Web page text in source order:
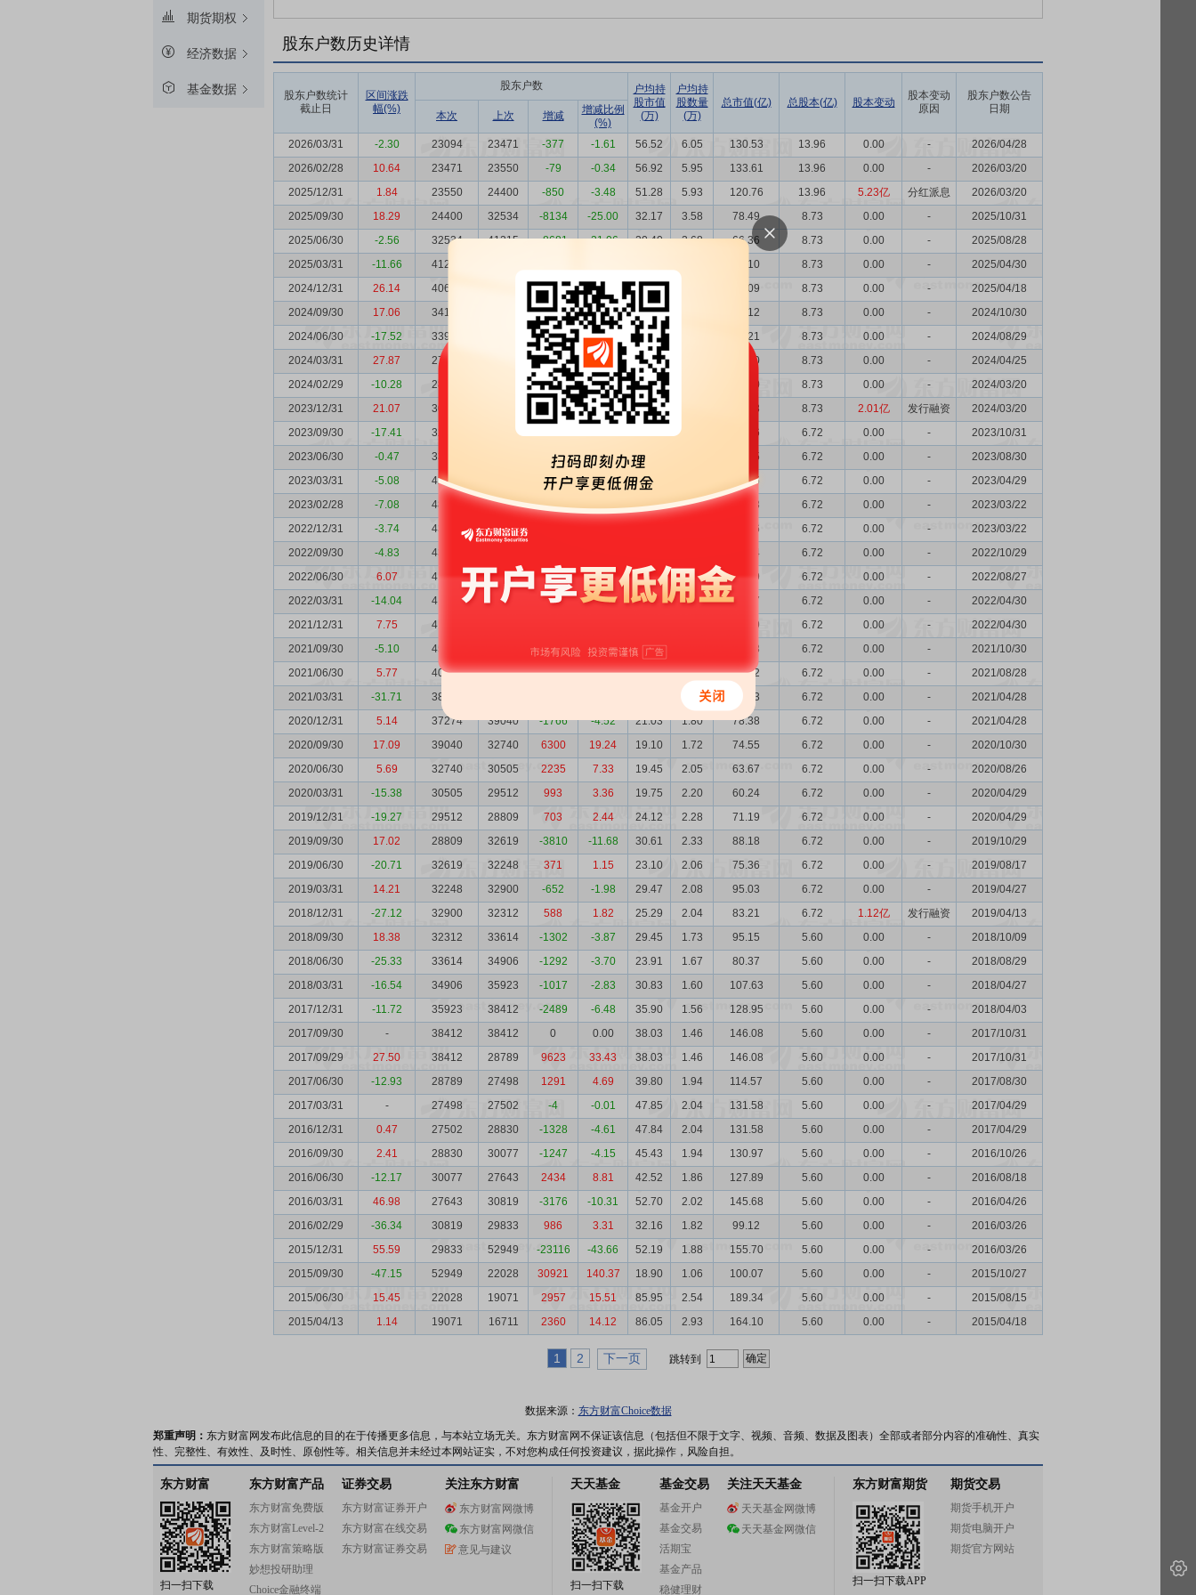
期货期权
经济数据
基金数据
股东户数历史详情
股东户数统计
截止日
区间涨跌
幅(%)
股东户数
户均持
股市值
(万)
户均持
股数量
(万)
总市值(亿) 总股本(亿) 股本变动
股本变动
原因
股东户数公告
日期
本次 上次 增减
增减比例
(%)
2026/03/31
-2.30 23094 23471 -377 -1.61 56.52 6.05 130.53 13.96 0.00 -
2026/04/28
2026/02/28
10.64 23471 23550 -79 -0.34 56.92 5.95 133.61 13.96 0.00 -
2026/03/20
2025/12/31
1.84 23550 24400 -850 -3.48 51.28 5.93 120.76 13.96 5.23亿 分红派息
2026/03/20
2025/09/30
18.29 24400 32534 -8134 -25.00 32.17 3.58 78.49 8.73 0.00 -
2025/10/31
2025/06/30
-2.56 32534 41215 -8681 -21.06 20.40 2.68 66.36 8.73 0.00 -
2025/08/28
2025/03/31
-11.66 41215 68.10 8.73 0.00 -
2025/04/30
2024/12/31
26.14 40635 6515 19.09 18.97 77.09 8.73 0.00 -
2025/04/18
2024/09/30
17.06 34120 143 0.42 17.91 61.12 8.73 0.00 -
2024/10/30
2024/06/30
-17.52 33977 6015 21.51 15.37 52.21 8.73 0.00 -
2024/08/29
2024/03/31
27.87 27962 -499 -1.75 22.64 63.30 8.73 0.00 -
2024/04/25
2024/02/29
-10.28 28461 -2094 -6.85 17.39 49.50 8.73 0.00 -
2024/03/20
2023/12/31
21.07 30555 -1773 -5.48 18.06 55.18 8.73 2.01亿 发行融资
2024/03/20
2023/09/30
-17.41 32328 33923 2.08 35.06 6.72 0.00 -
2023/10/31
2023/06/30
-0.47 33923 -8283 -19.63 12.51 42.45 6.72 0.00 -
2023/08/30
2023/03/31
-5.08 42206 -6627 -13.57 10.10 42.65 6.72 0.00 -
2023/04/29
2023/02/28
-7.08 48833 43038 5795 9.20 1.38 44.93 6.72 0.00 -
2023/03/22
2022/12/31
-3.74 43038 43718 48.36 6.72 0.00 -
2023/03/22
2022/09/30
-4.83 43718 50.24 6.72 0.00 -
2022/10/29
2022/06/30
6.07 41816 41033 783 1.91 12.62 1.61 52.79 6.72 0.00 -
2022/08/27
2022/03/31
-14.04 41033 41490 -457 -1.10 12.13 1.64 49.77 6.72 0.00 -
2022/04/30
2021/12/31
7.75 41490 57.89 6.72 0.00 -
2022/04/30
2021/09/30
-5.10 45219 4223 10.30 11.88 53.73 6.72 0.00 -
2021/10/30
2021/06/30
5.77 40996 38565 2431 6.30 13.81 1.64 56.62 6.72 0.00 -
2021/08/28
2021/03/31
-31.71 38565 1.74 53.53 6.72 0.00 -
2021/04/28
2020/12/31
5.14 37274 39040 -1766 -4.52 21.03 1.80 78.38 6.72 0.00 -
2021/04/28
2020/09/30
17.09 39040 32740 6300 19.24 19.10 1.72 74.55 6.72 0.00 -
2020/10/30
2020/06/30
5.69 32740 30505 2235 7.33 19.45 2.05 63.67 6.72 0.00 -
2020/08/26
2020/03/31
-15.38 30505 29512 993 3.36 19.75 2.20 60.24 6.72 0.00 -
2020/04/29
2019/12/31
-19.27 29512 28809 703 2.44 24.12 2.28 71.19 6.72 0.00 -
2020/04/29
2019/09/30
17.02 28809 32619 -3810 -11.68 30.61 2.33 88.18 6.72 0.00 -
2019/10/29
2019/06/30
-20.71 32619 32248 371 1.15 23.10 2.06 75.36 6.72 0.00 -
2019/08/17
2019/03/31
14.21 32248 32900 -652 -1.98 29.47 2.08 95.03 6.72 0.00 -
2019/04/27
2018/12/31
-27.12 32900 32312 588 1.82 25.29 2.04 83.21 6.72 1.12亿 发行融资
2019/04/13
2018/09/30
18.38 32312 33614 -1302 -3.87 29.45 1.73 95.15 5.60 0.00 -
2018/10/09
2018/06/30
-25.33 33614 34906 -1292 -3.70 23.91 1.67 80.37 5.60 0.00 -
2018/08/29
2018/03/31
-16.54 34906 35923 -1017 -2.83 30.83 1.60 107.63 5.60 0.00 -
2018/04/27
2017/12/31
-11.72 35923 38412 -2489 -6.48 35.90 1.56 128.95 5.60 0.00 -
2018/04/03
2017/09/30
- 38412 38412 0 0.00 38.03 1.46 146.08 5.60 0.00 -
2017/10/31
2017/09/29
27.50 38412 28789 9623 33.43 38.03 1.46 146.08 5.60 0.00 -
2017/10/31
2017/06/30
-12.93 28789 27498 1291 4.69 39.80 1.94 114.57 5.60 0.00 -
2017/08/30
2017/03/31
- 27498 27502 -4 -0.01 47.85 2.04 131.58 5.60 0.00 -
2017/04/29
2016/12/31
0.47 27502 28830 -1328 -4.61 47.84 2.04 131.58 5.60 0.00 -
2017/04/29
2016/09/30
2.41 28830 30077 -1247 -4.15 45.43 1.94 130.97 5.60 0.00 -
2016/10/26
2016/06/30
-12.17 30077 27643 2434 8.81 42.52 1.86 127.89 5.60 0.00 -
2016/08/18
2016/03/31
46.98 27643 30819 -3176 -10.31 52.70 2.02 145.68 5.60 0.00 -
2016/04/26
2016/02/29
-36.34 30819 29833 986 3.31 32.16 1.82 99.12 5.60 0.00 -
2016/03/26
2015/12/31
55.59 29833 52949 -23116 -43.66 52.19 1.88 155.70 5.60 0.00 -
2016/03/26
2015/09/30
-47.15 52949 22028 30921 140.37 18.90 1.06 100.07 5.60 0.00 -
2015/10/27
2015/06/30
15.45 22028 19071 2957 15.51 85.95 2.54 189.34 5.60 0.00 -
2015/08/15
2015/04/13
1.14 19071 16711 2360 14.12 86.05 2.93 164.10 5.60 0.00 - 2015/04/18
1 2 下一页 跳转到
数据来源： 东方财富Choice数据
郑重声明： 东方财富网发布此信息的目的在于传播更多信息，与本站立场无关。东方财富网不保证该信息（包括但不限于文字、视频、音频、数据及图表）全部或者部分内容的准确性、真实
性、完整性、有效性、及时性、原创性等。相关信息并未经过本网站证实，不对您构成任何投资建议，据此操作，风险自担。
东方财富
扫一扫下载
东方财富产品
东方财富免费版
东方财富Level-2
东方财富策略版
妙想投研助理
Choice金融终端
证券交易
东方财富证券开户
东方财富在线交易
东方财富证券交易
关注东方财富
东方财富网微博
东方财富网微信
意见与建议
天天基金
扫一扫下载
基金交易
基金开户
基金交易
活期宝
基金产品
稳健理财
关注天天基金
天天基金网微博
天天基金网微信
东方财富期货
扫一扫下载APP
期货交易
期货手机开户
期货电脑开户
期货官方网站